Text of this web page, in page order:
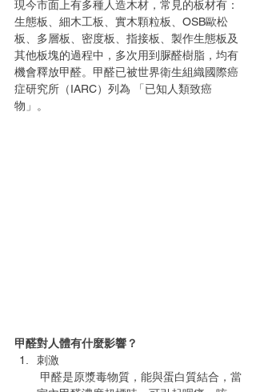
現今市面上有多種人造木材，常見的板材有：
生態板、細木工板、實木顆粒板、OSB歐松
板、多層板、密度板、指接板、製作生態板及
其他板塊的過程中，多次用到脲醛樹脂，均有
機會釋放甲醛。甲醛已被世界衛生組織國際癌
症研究所（IARC）列為 「已知人類致癌
物」。
甲醛對人體有什麼影響？
刺激